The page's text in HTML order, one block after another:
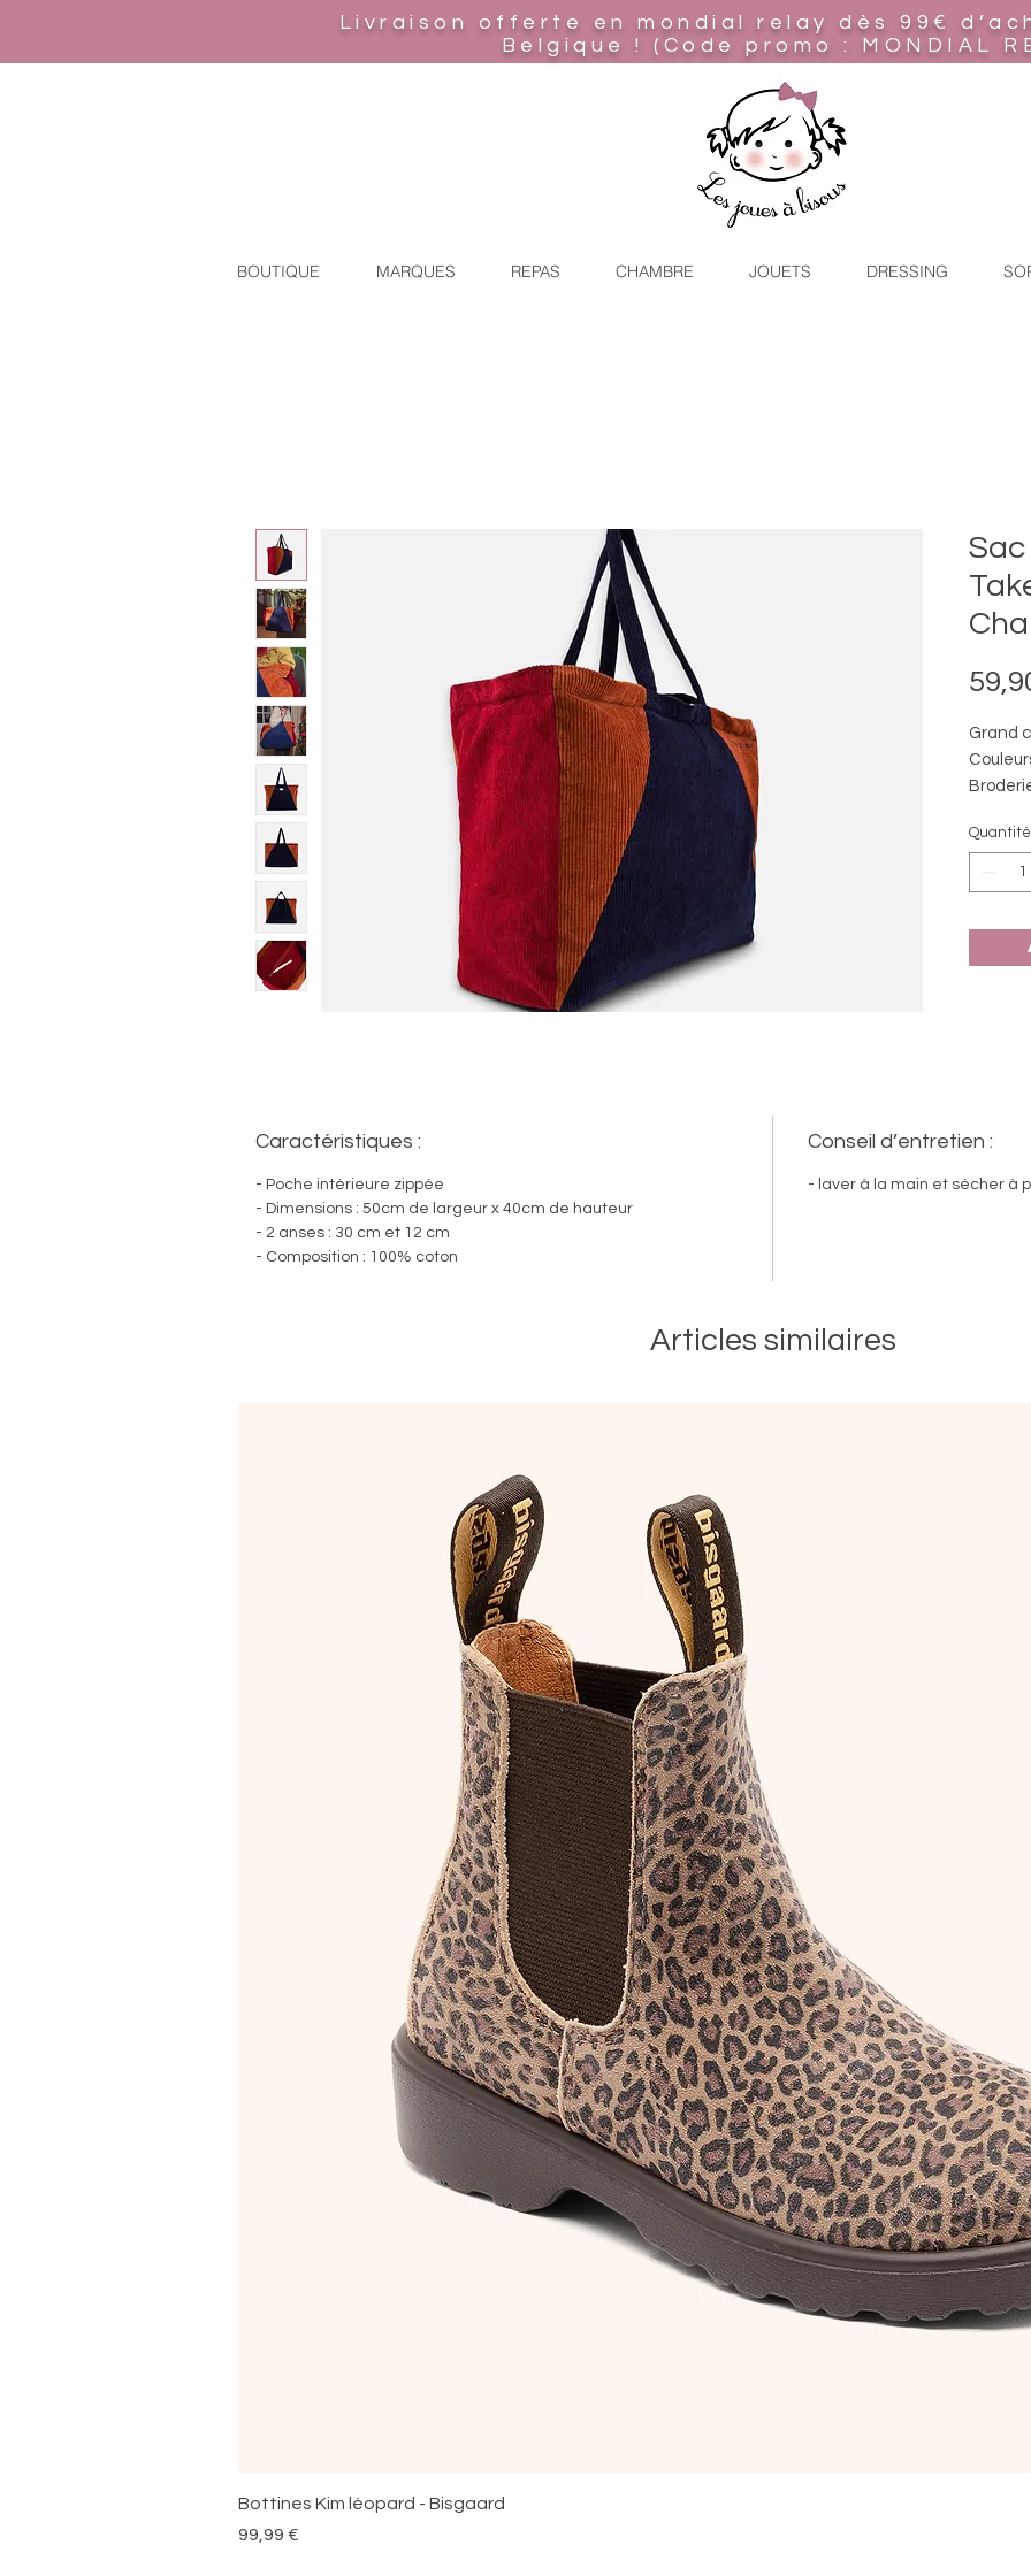
Livraison offerte en mondial relay
dès 99€
Belgique ! (Code promo : MONDIAL
BOUTIQUE MARQUES REPAS CHAMBRE JOUETS DRESSING
Grand
à
Quantité
Caractéristiques :
- Poche intérieure zippée
- Dimensions : 50cm de largeur x 40cm de hauteur
- 2 anses : 30 cm et 12 cm
- Composition : 100% coton
Conseil d’entretien :
- laver à la main et sécher à
Articles similaires
Bottines Kim léopard - Bisgaard
Prix
99,99 €